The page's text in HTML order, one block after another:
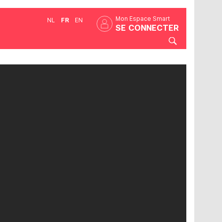
Mon Espace Smart
SE CONNECTER
NL FR EN